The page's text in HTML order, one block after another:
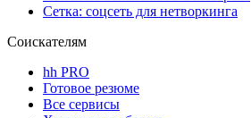
Сетка: соцсеть для нетворкинга
Соискателям
hh PRO
Готовое резюме
Все сервисы